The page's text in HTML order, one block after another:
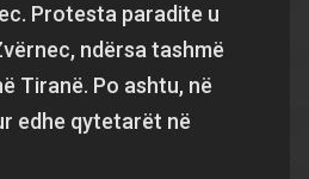
Protesta paradite u
ndërsa tashmë
Tiranë. Po ashtu, në
edhe qytetarët në